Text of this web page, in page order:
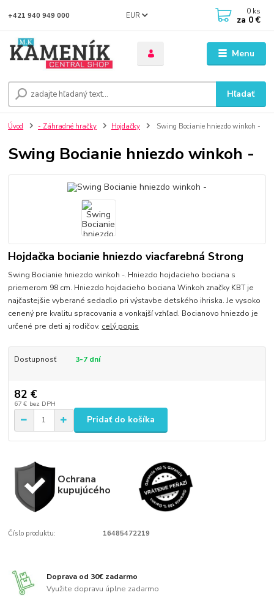
Menu
EUR
Hľadať
+421 940 949 000 0 ks
za 0 €
Úvod - Záhradné hračky Hojdačky Swing Bocianie hniezdo winkoh -
Swing Bocianie hniezdo winkoh -
Hojdačka bocianie hniezdo viacfarebná Strong
Swing Bocianie hniezdo winkoh -. Hniezdo hojdacieho bociana s
priemerom 98 cm. Hniezdo hojdacieho bociana Winkoh značky KBT je
najčastejšie vyberané sedadlo pri výstavbe detského ihriska. Je vysoko
cenený pre kvalitu spracovania a vonkajší vzhľad. Bocianovo hniezdo je
určené pre deti aj rodičov. celý popis
Dostupnosť 3-7 dní
82 €
67 € bez DPH
Pridať do košíka
Ochrana
kupujúcého
Číslo produktu: 16485472219
Doprava od 30€ zadarmo
Využite dopravu úplne zadarmo